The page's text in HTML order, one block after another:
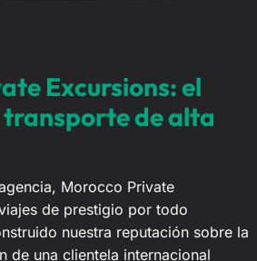
Excursions: el
de alta
Morocco Private
de prestigio por todo
nuestra reputación sobre la
de una clientela internacional